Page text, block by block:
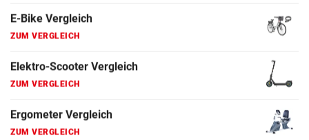
Fahrradanhänger Vergleich
ZUM VERGLEICH
Faszienrolle Vergleich
ZUM VERGLEICH
Hoverboard Vergleich
ZUM VERGLEICH